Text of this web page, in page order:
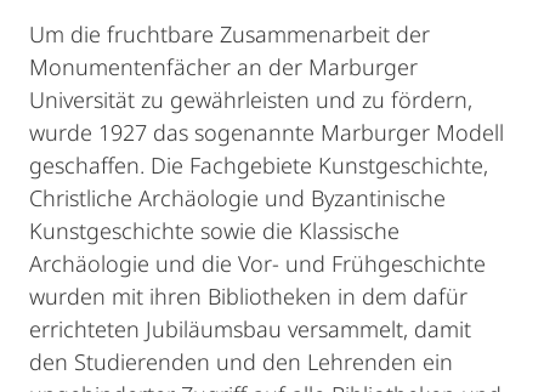
Um die fruchtbare Zusammenarbeit der
Monumentenfächer an der Marburger
Universität zu gewährleisten und zu fördern,
wurde 1927 das sogenannte Marburger Modell
geschaffen. Die Fachgebiete Kunstgeschichte,
Christliche Archäologie und Byzantinische
Kunstgeschichte sowie die Klassische
Archäologie und die Vor- und Frühgeschichte
wurden mit ihren Bibliotheken in dem dafür
errichteten Jubiläumsbau versammelt, damit
den Studierenden und den Lehrenden ein